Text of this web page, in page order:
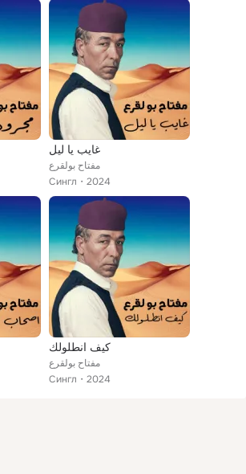
غايب يا ليل
مفتاح بولقرع
Сингл
2024
كيف انطلولك
مفتاح بولقرع
Сингл
2024